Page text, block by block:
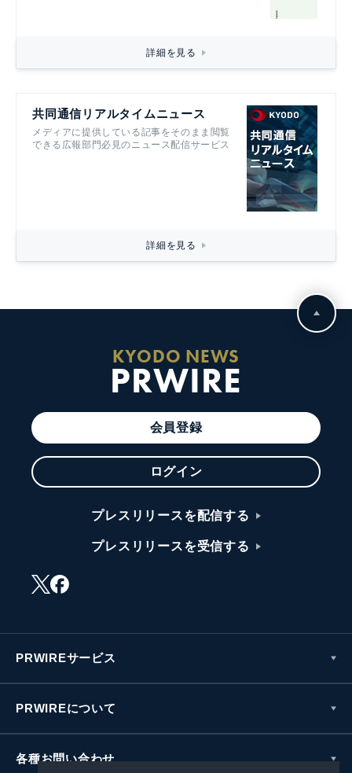
詳細を見る
共同通信リアルタイムニュース
メディアに提供している記事をそのまま閲覧
できる広報部門必見のニュース配信サービス
詳細を見る
KYODO NEWS
PRWIRE
会員登録
ログイン
プレスリリースを配信する
プレスリリースを受信する
PRWIREサービス
PRWIREについて
各種お問い合わせ